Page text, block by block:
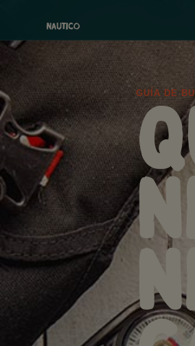
GUÍA DE